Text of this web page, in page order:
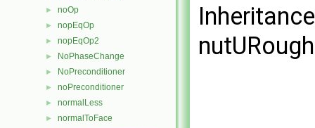
► noOp
► nopEqOp
► nopEqOp2
► NoPhaseChange
► NoPreconditioner
► noPreconditioner
► normalLess
► normalToFace